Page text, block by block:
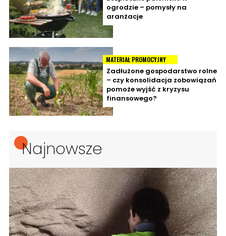
ogrodzie – pomysły na
aranżacje
MATERIAŁ PROMOCYJNY
Zadłużone gospodarstwo rolne
– czy konsolidacja zobowiązań
pomoże wyjść z kryzysu
finansowego?
Najnowsze